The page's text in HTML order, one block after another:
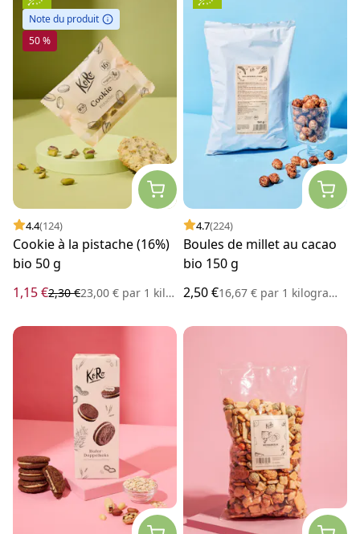
Note du produit
50 %
4.4(124)
Cookie à la pistache (16%)
bio 50 g
1,15 €2,30 €23,00 € par 1 kilogramme
4.7(224)
Boules de millet au cacao
bio 150 g
2,50 €16,67 € par 1 kilogramme